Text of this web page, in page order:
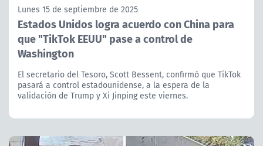
Lunes 15 de septiembre de 2025
Estados Unidos logra acuerdo con China para
que "TikTok EEUU" pase a control de
Washington
El secretario del Tesoro, Scott Bessent, confirmó que TikTok
pasará a control estadounidense, a la espera de la
validación de Trump y Xi Jinping este viernes.